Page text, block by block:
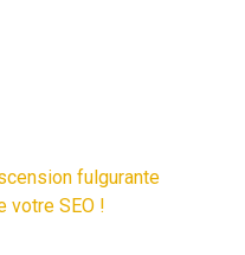
fulgurante
votre SEO !